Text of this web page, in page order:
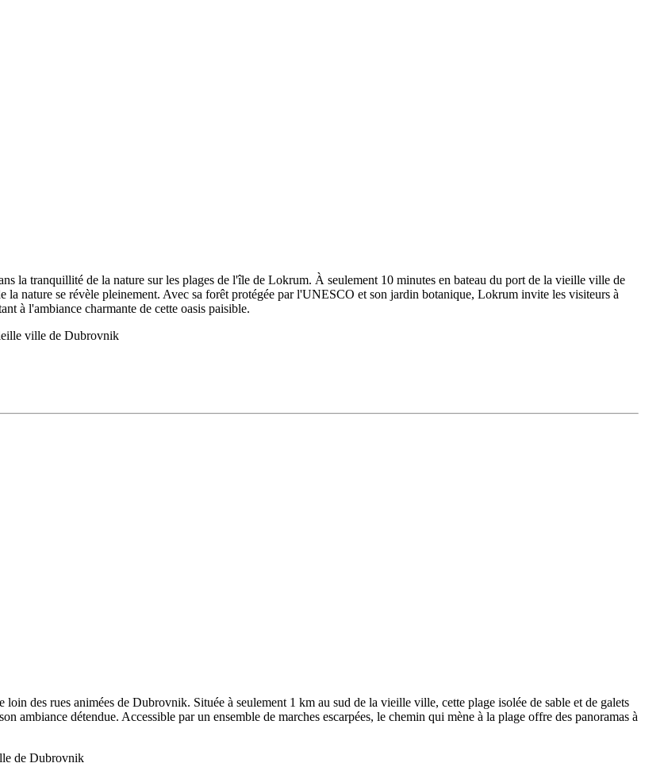
la tranquillité de la nature sur les plages de l'île de Lokrum. À seulement 10 minutes en bateau du port de la vieille ville de
nature se révèle pleinement. Avec sa forêt protégée par l'UNESCO et son jardin botanique, Lokrum invite les visiteurs à
à l'ambiance charmante de cette oasis paisible.
ville de Dubrovnik
des rues animées de Dubrovnik. Située à seulement 1 km au sud de la vieille ville, cette plage isolée de sable et de galets
ambiance détendue. Accessible par un ensemble de marches escarpées, le chemin qui mène à la plage offre des panoramas à
de Dubrovnik